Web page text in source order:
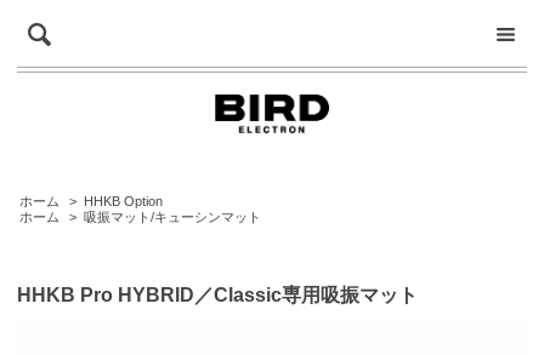
ホーム > HHKB Option
ホーム
> 吸振マット/キューシンマット
HHKB Pro HYBRID／Classic専用吸振マット